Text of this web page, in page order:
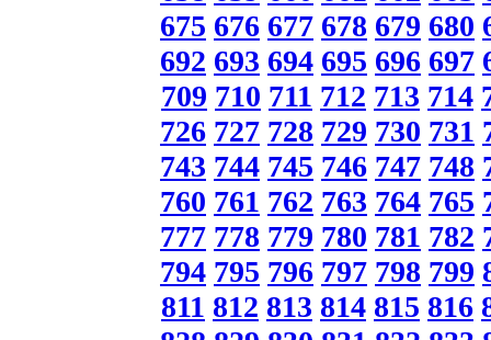
675 676 677 678 679 680
692 693 694 695 696 697
709 710 711 712 713 714
726 727 728 729 730 731
743 744 745 746 747 748
760 761 762 763 764 765
777 778 779 780 781 782
794 795 796 797 798 799
811 812 813 814 815 816